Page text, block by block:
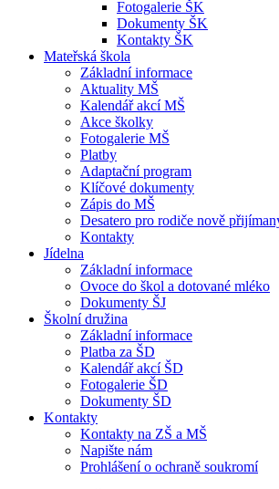
Fotogalerie ŠK
Dokumenty ŠK
Kontakty ŠK
Mateřská škola
Základní informace
Aktuality MŠ
Kalendář akcí MŠ
Akce školky
Fotogalerie MŠ
Platby
Adaptační program
Klíčové dokumenty
Zápis do MŠ
Desatero pro rodiče nově
Kontakty
Jídelna
Základní informace
Ovoce do škol a dotované mléko
Dokumenty ŠJ
Školní družina
Základní informace
Platba za ŠD
Kalendář akcí ŠD
Fotogalerie ŠD
Dokumenty ŠD
Kontakty
Kontakty na ZŠ a MŠ
Napište nám
Prohlášení o ochraně soukromí